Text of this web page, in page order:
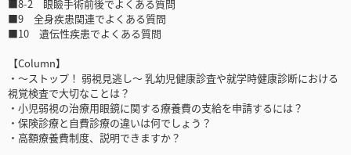
■8-2 眼瞼手術前後でよくある質問
■9 全身疾患関連でよくある質問
■10 遺伝性疾患でよくある質問
【Column】
・～ストップ！ 弱視見逃し～ 乳幼児健康診査や就学時健康診断における
視覚検査で大切なことは？
・小児弱視の治療用眼鏡に関する療養費の支給を申請するには？
・保険診療と自費診療の違いは何でしょう？
・高額療養費制度、説明できますか？